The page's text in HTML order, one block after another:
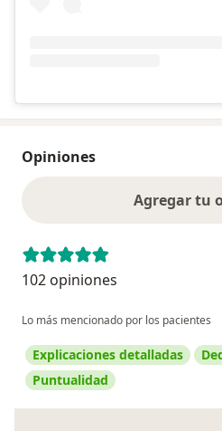
Opiniones
Agregar tu
102 opiniones
Lo más mencionado por los pacientes
Explicaciones detalladas
Puntualidad